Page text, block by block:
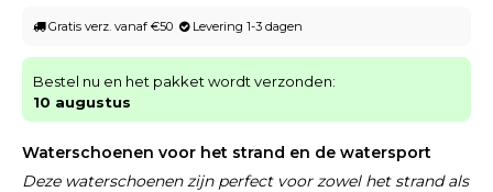
Gratis verz. vanaf €50 Levering 1-3 dagen
Bestel nu en het pakket wordt verzonden:
10 augustus
Waterschoenen voor het strand en de watersport
Deze waterschoenen zijn perfect voor zowel het strand als